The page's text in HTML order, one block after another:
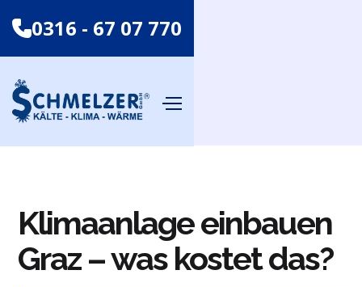
0316 - 67 07 770
Klimaanlage einbauen
Graz – was kostet das?